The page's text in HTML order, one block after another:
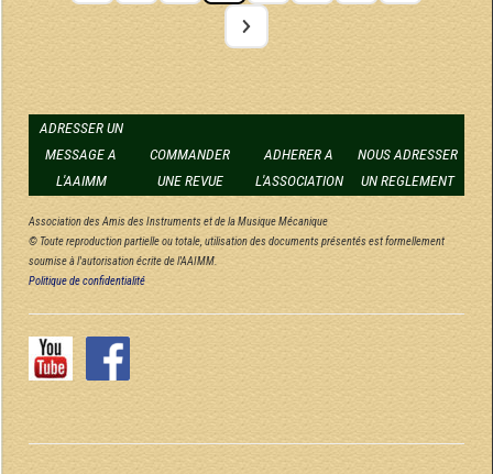
ADRESSER UN
MESSAGE A
L'AAIMM
COMMANDER
UNE REVUE
ADHERER A
L'ASSOCIATION
NOUS ADRESSER
UN REGLEMENT
Association des Amis des Instruments et de la Musique Mécanique
© Toute reproduction partielle ou totale, utilisation des documents présentés est formellement
soumise à l'autorisation écrite de l'AAIMM.
Politique de confidentialité